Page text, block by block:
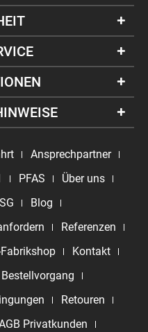
Ansprechpartner
PFAS
Über uns
Blog
Referenzen
Fabrikshop
Kontakt
Bestellvorgang
Retouren
Privatkunden